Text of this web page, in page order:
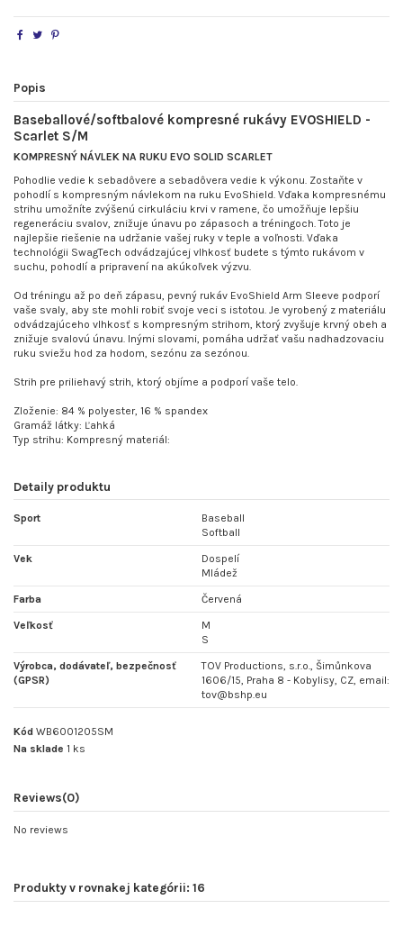
Popis
Baseballové/softbalové kompresné rukávy EVOSHIELD -
Scarlet S/M
KOMPRESNÝ NÁVLEK NA RUKU EVO SOLID SCARLET
Pohodlie vedie k sebadôvere a sebadôvera vedie k výkonu. Zostaňte v
pohodlí s kompresným návlekom na ruku EvoShield. Vďaka kompresnému
strihu umožníte zvýšenú cirkuláciu krvi v ramene, čo umožňuje lepšiu
regeneráciu svalov, znižuje únavu po zápasoch a tréningoch. Toto je
najlepšie riešenie na udržanie vašej ruky v teple a voľnosti. Vďaka
technológii SwagTech odvádzajúcej vlhkosť budete s týmto rukávom v
suchu, pohodlí a pripravení na akúkoľvek výzvu.
Od tréningu až po deň zápasu, pevný rukáv EvoShield Arm Sleeve podporí
vaše svaly, aby ste mohli robiť svoje veci s istotou. Je vyrobený z materiálu
odvádzajúceho vlhkosť s kompresným strihom, ktorý zvyšuje krvný obeh a
znižuje svalovú únavu. Inými slovami, pomáha udržať vašu nadhadzovaciu
ruku sviežu hod za hodom, sezónu za sezónou.
Strih pre priliehavý strih, ktorý objíme a podporí vaše telo.
Zloženie: 84 % polyester, 16 % spandex
Gramáž látky: Ľahká
Typ strihu: Kompresný materiál:
Detaily produktu
Sport
Baseball
Softball
Vek
Dospelí
Mládež
Farba Červená
Veľkosť
M
S
Výrobca, dodávateľ, bezpečnosť
(GPSR)
TOV Productions, s.r.o., Šimůnkova
1606/15, Praha 8 - Kobylisy, CZ, email:
tov@bshp.eu
Kód WB6001205SM
Na sklade 1 ks
Reviews(0)
No reviews
Produkty v rovnakej kategórii: 16